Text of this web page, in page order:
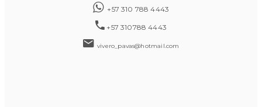
+57 310 788 4443
+57 310788 4443
vivero_pavas@hotmail.com